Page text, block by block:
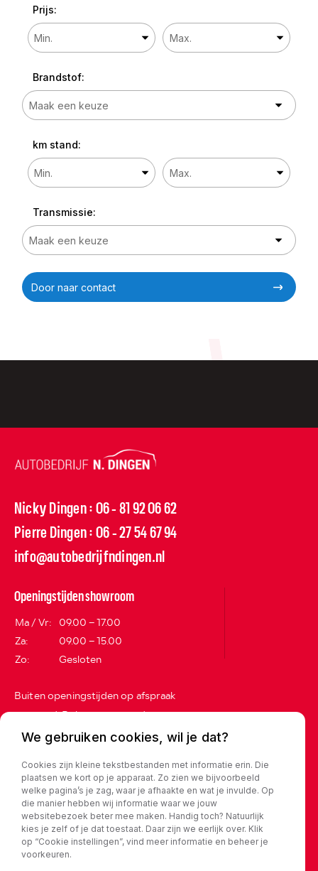
Prijs:
Brandstof:
km stand:
Transmissie:
Door naar contact
Nicky Dingen : 06 - 81 92 06 62
Pierre Dingen : 06 - 27 54 67 94
info@autobedrijfndingen.nl
Openingstijden showroom
Ma / Vr: 09.00 – 17.00
Za:
09.00 – 15.00
Zo:
Gesloten
Buiten openingstijden op afspraak
geopend. Belt u even voordat u
langskomt?
Adres
Vijverweg 13
5683 CX Best
Privacy policy
We gebruiken cookies, wil je dat?
Cookies zijn kleine tekstbestanden met informatie erin. Die
plaatsen we kort op je apparaat. Zo zien we bijvoorbeeld
welke pagina’s je zag, waar je afhaakte en wat je invulde. Op
die manier hebben wij informatie waar we jouw
websitebezoek beter mee maken. Handig toch? Natuurlijk
kies je zelf of je dat toestaat. Daar zijn we eerlijk over. Klik
op “Cookie instellingen”, vind meer informatie en beheer je
voorkeuren.